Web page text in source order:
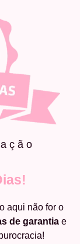
aqui não for o
de garantiae